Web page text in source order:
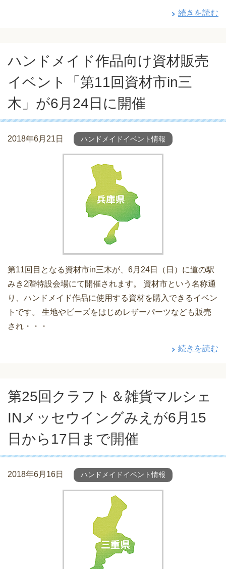
続きを読む
ハンドメイド作品向け資材販売
イベント「第11回資材市in三
木」が6月24日に開催
2018年6月21日 ハンドメイドイベント情報
第11回目となる資材市in三木が、6月24日（日）に道の駅
みき2階特設会場にて開催されます。 資材市という名称通
り、ハンドメイド作品に使用する資材を購入できるイベン
トです。 生地やビーズをはじめレザーパーツなども販売
され・・・
続きを読む
第25回クラフト＆雑貨マルシェ
INメッセウイングみえが6月15
日から17日まで開催
2018年6月16日 ハンドメイドイベント情報